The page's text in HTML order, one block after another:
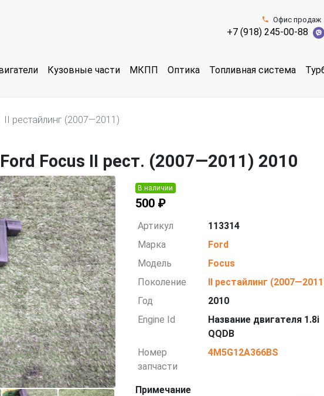
Офис продаж
+7 (918) 245-00-88
Кузовные части МКПП Оптика Топливная система
II рестайлинг (2007—2011)
Focus II рест. (2007—2011) 2010
В наличии
500 ₽
Артикул
113314
Марка
Ford
Модель
Focus
Поколение
II рестайлинг
Год
2010
Engine Id
Название двигателя 1.8i
QQDB
Номер
запчасти
4M5G12A366BS
Примечание